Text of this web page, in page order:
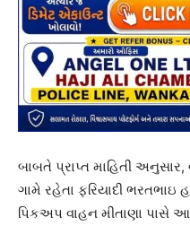
બાબતે પ્રાપ્ત માહિતી અનુસાર,
ગામે રહેતા ફરિયાદી ભરતભાઇ
પિકઅપ વાહન મીતાણા પાસે